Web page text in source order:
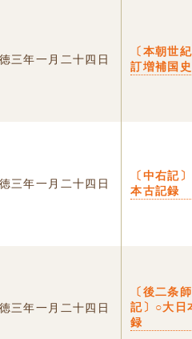
三年一月二十四日
〔本朝世
訂増補国
三年一月二十四日
〔中右記
本古記録
三年一月二十四日
〔後二条
記〕○大日
録